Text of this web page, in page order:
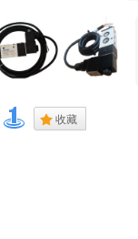
. 收藏